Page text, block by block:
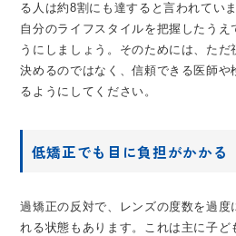
る人は約8割にも達すると言われてい
自分のライフスタイルを把握したうえ
うにしましょう。そのためには、た
決めるのではなく、信頼できる医師や
るようにしてください。
低矯正でも目に負担がかかる
過矯正の反対で、レンズの度数を過
れる状態もあります。これは主に子ど